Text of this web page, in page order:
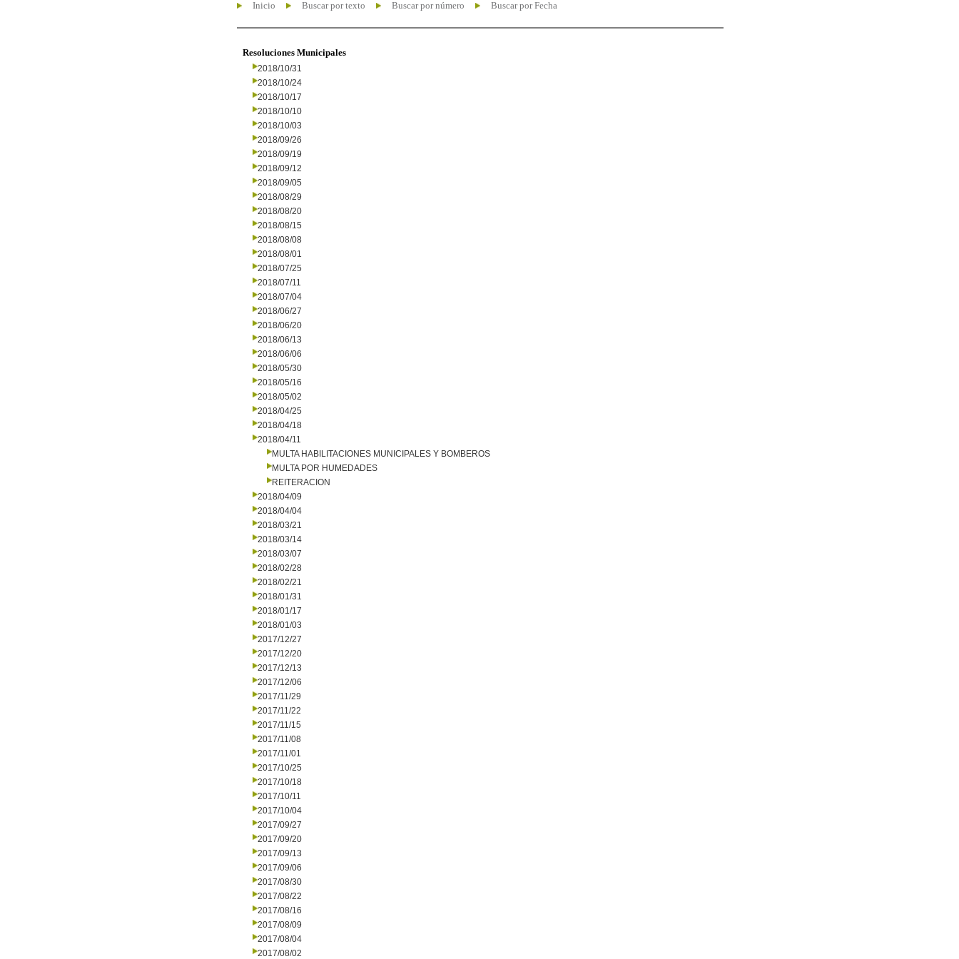
Inicio Buscar por texto Buscar por número Buscar por Fecha
Resoluciones Municipales
2018/10/31
2018/10/24
2018/10/17
2018/10/10
2018/10/03
2018/09/26
2018/09/19
2018/09/12
2018/09/05
2018/08/29
2018/08/20
2018/08/15
2018/08/08
2018/08/01
2018/07/25
2018/07/11
2018/07/04
2018/06/27
2018/06/20
2018/06/13
2018/06/06
2018/05/30
2018/05/16
2018/05/02
2018/04/25
2018/04/18
2018/04/11
MULTA HABILITACIONES MUNICIPALES Y BOMBEROS
MULTA POR HUMEDADES
REITERACION
2018/04/09
2018/04/04
2018/03/21
2018/03/14
2018/03/07
2018/02/28
2018/02/21
2018/01/31
2018/01/17
2018/01/03
2017/12/27
2017/12/20
2017/12/13
2017/12/06
2017/11/29
2017/11/22
2017/11/15
2017/11/08
2017/11/01
2017/10/25
2017/10/18
2017/10/11
2017/10/04
2017/09/27
2017/09/20
2017/09/13
2017/09/06
2017/08/30
2017/08/22
2017/08/16
2017/08/09
2017/08/04
2017/08/02